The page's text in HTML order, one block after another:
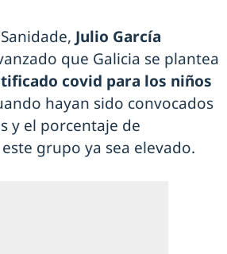
Julio García
que Galicia se plantea
covid para los niños
hayan sido convocados
y el porcentaje de
grupo ya sea elevado.